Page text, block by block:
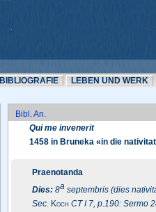
BIBLIOGRAFIE LEBEN UND WERK
Bibl. An.
Qui me invenerit
1458 in Bruneka «in die
Praenotanda
Dies: 8a septembris (dies
Sec. Koch CT I 7, p.190: Sermo